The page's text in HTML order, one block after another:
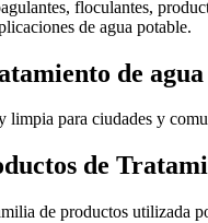
floculantes,
de agua potable.
de
limpia para ciudades y
de
de productos utilizada